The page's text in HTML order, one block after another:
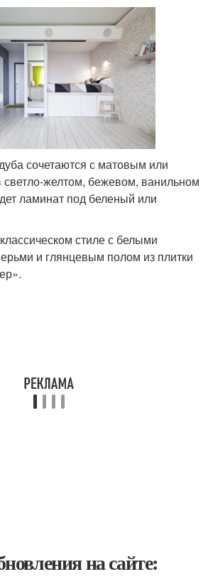
сочетаются с матовым или
желтом, бежевом, ванильном
ламинат под беленый или
стиле с белыми
и глянцевым полом из плитки
на сайте: